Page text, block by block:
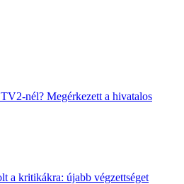
nél? Megérkezett a hivatalos
a kritikákra: újabb végzettséget